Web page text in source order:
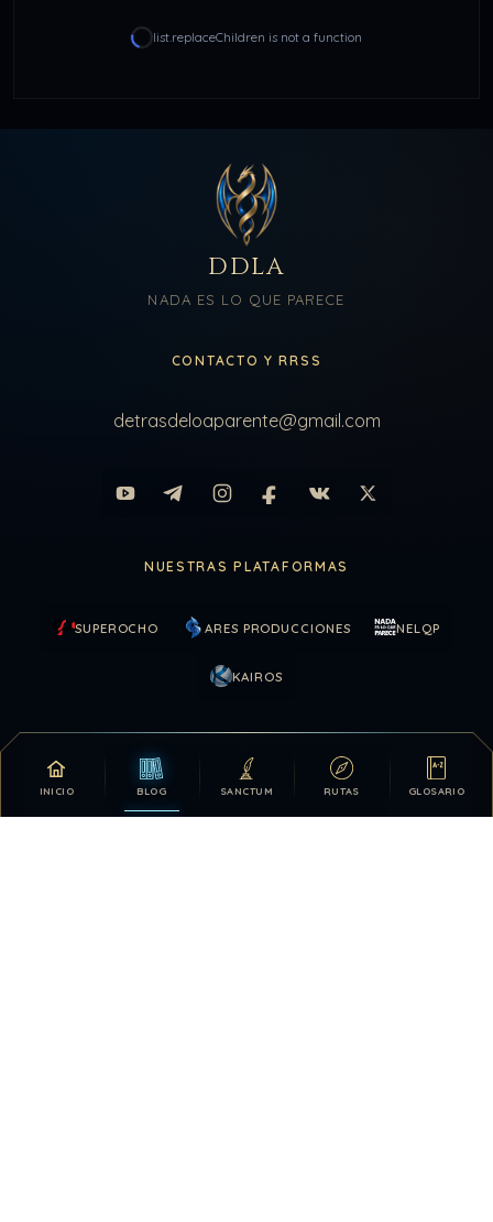
INICIO BLOG SANCTUM RUTAS GLOSARIO
list.replaceChildren is not a function
DDLA
NADA ES LO QUE PARECE
CONTACTO Y RRSS
detrasdeloaparente@gmail.com
NUESTRAS PLATAFORMAS
SUPEROCHO ARES PRODUCCIONES NELQP
KAIROS
Tu apoyo hace posible que DDLA siga creciendo.